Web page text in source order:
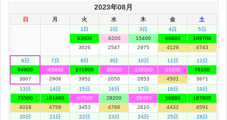
2023年08月
日 月 火 水 木 金 土
1日
33600
3026
2日
-9200
2547
3日
15400
2975
4日
66800
4129
5日
109700
4743
6日
64900
3807
7日
-45800
2906
8日
161800
3952
9日
-28800
2050
10日
-138300
2853
11日
-29600
4501
12日
78100
3871
13日
73500
4018
14日
181400
4758
15日
-67500
3453
16日
28200
4768
17日
-39800
2610
18日
56600
4432
19日
167800
4591
20日
21日
22日
23日
24日
25日
26日